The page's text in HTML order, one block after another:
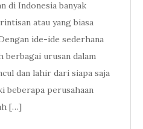
di Indonesia banyak
atau yang biasa
ide-ide sederhana
berbagai urusan dalam
dan lahir dari siapa saja
beberapa perusahaan
[…]